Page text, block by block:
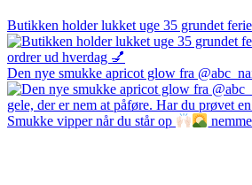
Butikken holder lukket uge 35 grundet ferie
Den nye smukke apricot glow fra
Smukke vipper når du står op